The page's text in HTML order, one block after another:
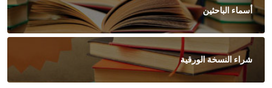
أسماء الباحثين
شراء النسخة الورقية